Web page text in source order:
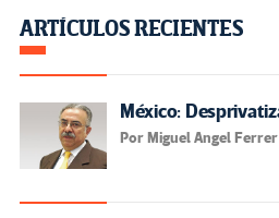
ARTÍCULOS RECIENTES
México:
Por Miguel Angel Ferrer